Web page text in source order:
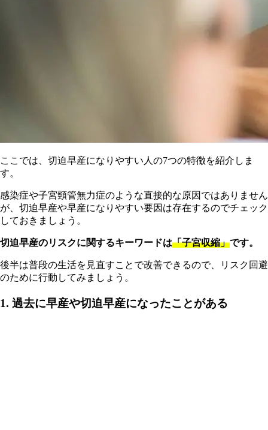
ここでは、切迫早産になりやすい人の7つの特徴を紹介しま
す。
感染症や子宮頸管無力症のような直接的な原因ではありません
が、切迫早産や早産になりやすい要因は存在するのでチェック
しておきましょう。
切迫早産のリスクに関するキーワードは「子宮収縮」です。
後半は普段の生活を見直すことで改善できるので、リスク回避
のために行動してみましょう。
1. 過去に早産や切迫早産になったことがある